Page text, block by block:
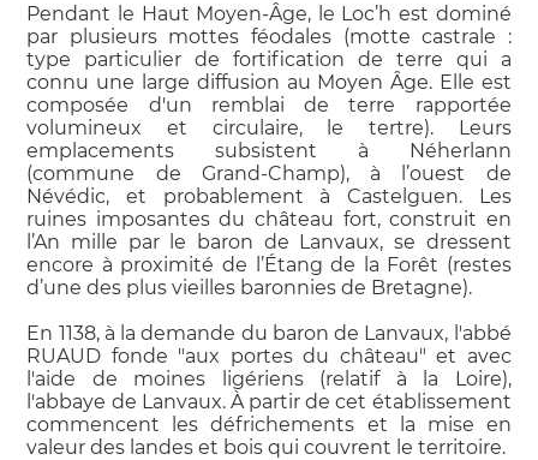
Pendant le Haut Moyen-Âge, le Loc’h est dominé
par plusieurs mottes féodales (motte castrale :
type particulier de fortification de terre qui a
connu une large diffusion au Moyen Âge. Elle est
composée d'un remblai de terre rapportée
volumineux et circulaire, le tertre). Leurs
emplacements subsistent à Néherlann
(commune de Grand-Champ), à l’ouest de
Névédic, et probablement à Castelguen. Les
ruines imposantes du château fort, construit en
l’An mille par le baron de Lanvaux, se dressent
encore à proximité de l’Étang de la Forêt (restes
d’une des plus vieilles baronnies de Bretagne).
En 1138, à la demande du baron de Lanvaux, l'abbé
RUAUD fonde "aux portes du château" et avec
l'aide de moines ligériens (relatif à la Loire),
l'abbaye de Lanvaux. À partir de cet établissement
commencent les défrichements et la mise en
valeur des landes et bois qui couvrent le territoire.